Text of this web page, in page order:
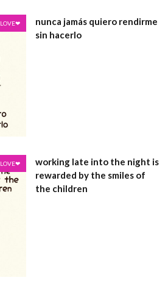
LOVE❤
nunca jamás quiero rendirme
sin hacerlo
LOVE❤
working late into the night is
rewarded by the smiles of
the children